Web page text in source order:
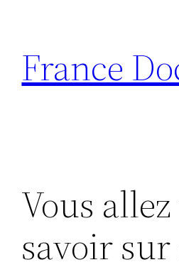
contenu
France
Vous
savoir sur